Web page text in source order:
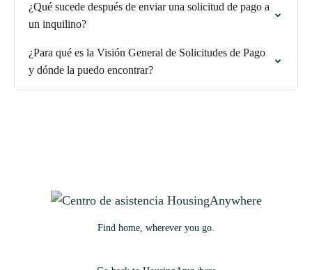
¿Qué sucede después de enviar una solicitud de pago a
un inquilino?
¿Para qué es la Visión General de Solicitudes de Pago
y dónde la puedo encontrar?
Find home, wherever you go.